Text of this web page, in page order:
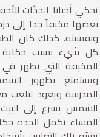
تحكي أحيانا الجدَّات
بعضها مخيفاً جدا إلى
ونفسيته. كذلك كان
كل شيء بسبب حكاية
المخيفة التي تظهر في
ويستمتع بظهور
المدرسة ويعود ليلعب
الشمس يسرع إلى
المساء تكمل الجدة